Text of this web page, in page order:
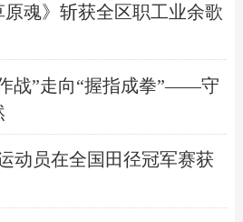
魂》斩获全区职工业余歌
战”走向“握指成拳”——守
动员在全国田径冠军赛获